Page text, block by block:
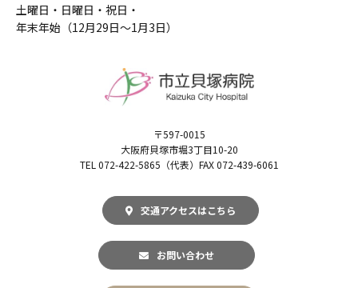
土曜日・日曜日・祝日・
年末年始（12月29日～1月3日）
〒597-0015
大阪府貝塚市堀3丁目10-20
TEL 072-422-5865（代表）FAX 072-439-6061
交通アクセスはこちら
お問い合わせ